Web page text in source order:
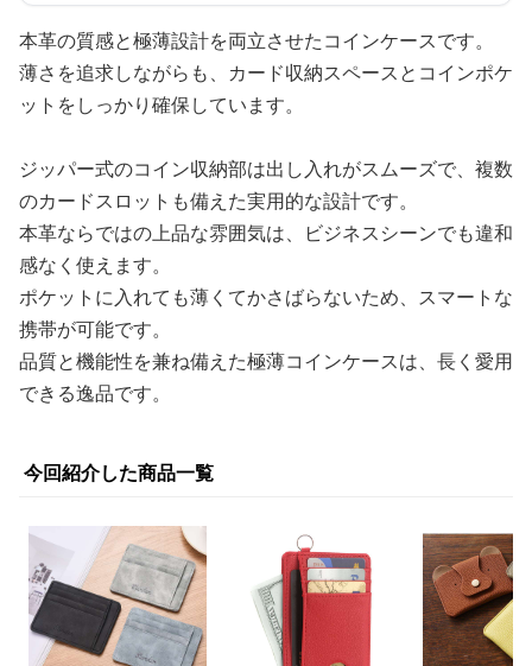
本革の質感と極薄設計を両立させたコインケースです。
薄さを追求しながらも、カード収納スペースとコインポケ
ットをしっかり確保しています。
ジッパー式のコイン収納部は出し入れがスムーズで、複数
のカードスロットも備えた実用的な設計です。
本革ならではの上品な雰囲気は、ビジネスシーンでも違和
感なく使えます。
ポケットに入れても薄くてかさばらないため、スマートな
携帯が可能です。
品質と機能性を兼ね備えた極薄コインケースは、長く愛用
できる逸品です。
今回紹介した商品一覧